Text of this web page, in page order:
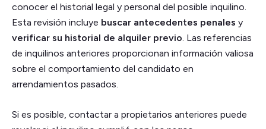
conocer el historial legal y personal del posible inquilino.
Esta revisión incluye buscar antecedentes penales y
verificar su historial de alquiler previo . Las referencias
de inquilinos anteriores proporcionan información valiosa
sobre el comportamiento del candidato en
arrendamientos pasados.
Si es posible, contactar a propietarios anteriores puede